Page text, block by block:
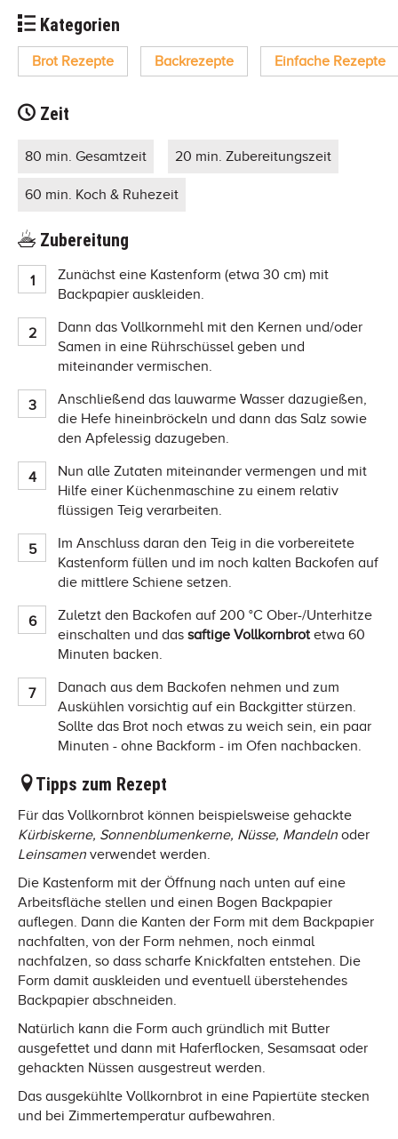
Kategorien
Brot Rezepte Backrezepte Einfache Rezepte
Zeit
80 min. Gesamtzeit 20 min. Zubereitungszeit
60 min. Koch & Ruhezeit
Zubereitung
Zunächst eine Kastenform (etwa 30 cm) mit
Backpapier auskleiden.
Dann das Vollkornmehl mit den Kernen und/oder
Samen in eine Rührschüssel geben und
miteinander vermischen.
Anschließend das lauwarme Wasser dazugießen,
die Hefe hineinbröckeln und dann das Salz sowie
den Apfelessig dazugeben.
Nun alle Zutaten miteinander vermengen und mit
Hilfe einer Küchenmaschine zu einem relativ
flüssigen Teig verarbeiten.
Im Anschluss daran den Teig in die vorbereitete
Kastenform füllen und im noch kalten Backofen auf
die mittlere Schiene setzen.
Zuletzt den Backofen auf 200 °C Ober-/Unterhitze
einschalten und das saftige Vollkornbrotetwa 60
Minuten backen.
Danach aus dem Backofen nehmen und zum
Auskühlen vorsichtig auf ein Backgitter stürzen.
Sollte das Brot noch etwas zu weich sein, ein paar
Minuten - ohne Backform - im Ofen nachbacken.
Tipps zum Rezept
Für das Vollkornbrot können beispielsweise gehackte
Kürbiskerne, Sonnenblumenkerne, Nüsse, Mandeln oder
Leinsamen verwendet werden.
Die Kastenform mit der Öffnung nach unten auf eine
Arbeitsfläche stellen und einen Bogen Backpapier
auflegen. Dann die Kanten der Form mit dem Backpapier
nachfalten, von der Form nehmen, noch einmal
nachfalzen, so dass scharfe Knickfalten entstehen. Die
Form damit auskleiden und eventuell überstehendes
Backpapier abschneiden.
Natürlich kann die Form auch gründlich mit Butter
ausgefettet und dann mit Haferflocken, Sesamsaat oder
gehackten Nüssen ausgestreut werden.
Das ausgekühlte Vollkornbrot in eine Papiertüte stecken
und bei Zimmertemperatur aufbewahren.